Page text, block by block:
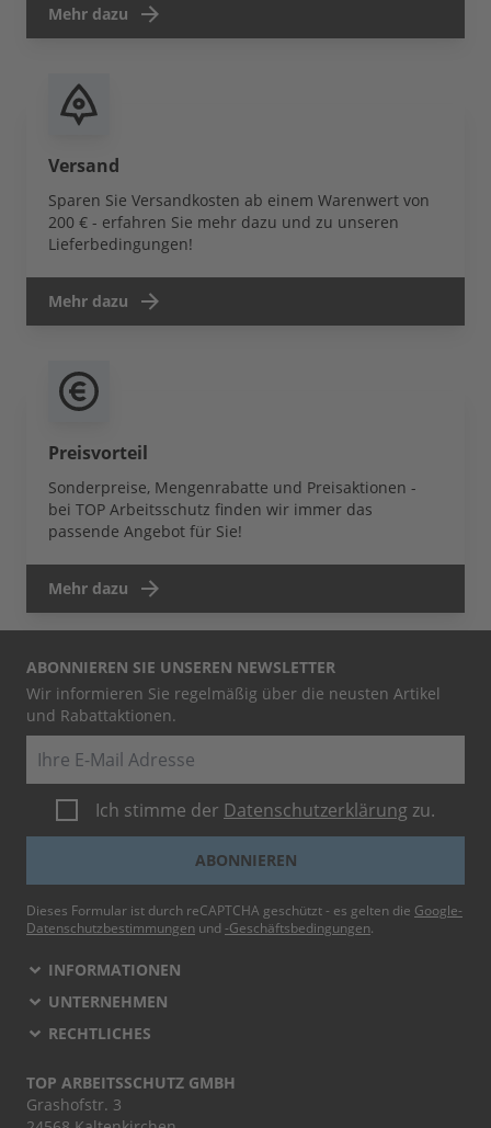
Mehr dazu
Versand
Sparen Sie Versandkosten ab einem Warenwert von
200 € - erfahren Sie mehr dazu und zu unseren
Lieferbedingungen!
Mehr dazu
Preisvorteil
Sonderpreise, Mengenrabatte und Preisaktionen -
bei TOP Arbeitsschutz finden wir immer das
passende Angebot für Sie!
Mehr dazu
ABONNIEREN SIE UNSEREN NEWSLETTER
Wir informieren Sie regelmäßig über die neusten Artikel
und Rabattaktionen.
Ich stimme der Datenschutzerklärung zu.
ABONNIEREN
Dieses Formular ist durch reCAPTCHA geschützt - es gelten die Google-
Datenschutzbestimmungen und -Geschäftsbedingungen.
INFORMATIONEN
UNTERNEHMEN
RECHTLICHES
TOP ARBEITSSCHUTZ GMBH
Grashofstr. 3